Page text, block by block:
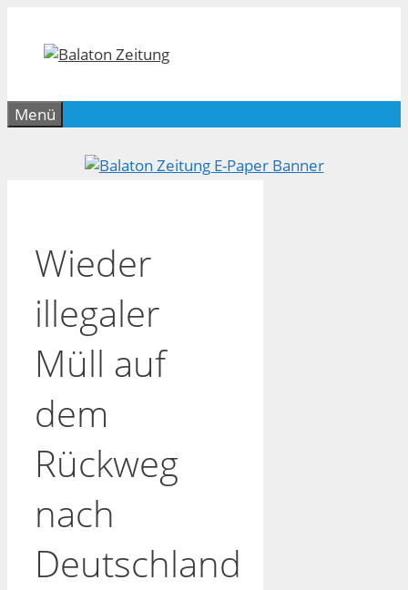
springen
Menü
Wieder
illegaler
Müll auf
dem
Rückweg
nach
Deutschland